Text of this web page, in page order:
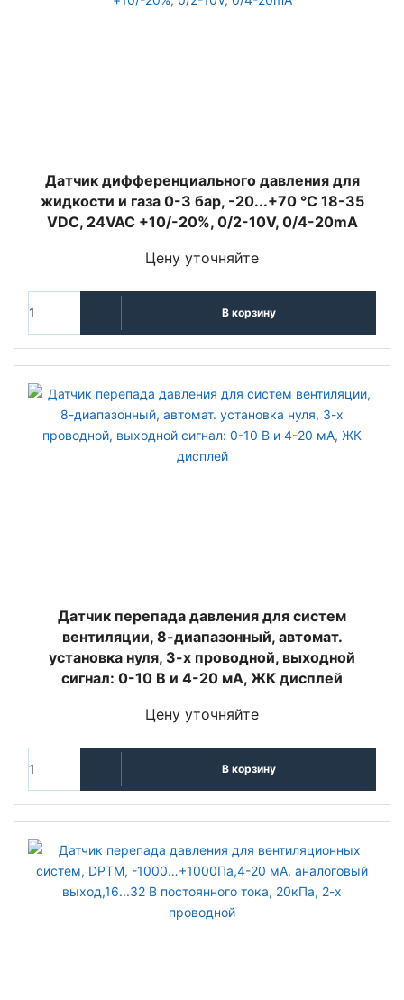
Датчик дифференциального давления для
жидкости и газа 0-3 бар, -20...+70 °C 18-35
VDC, 24VAC +10/-20%, 0/2-10V, 0/4-20mA
Цену уточняйте
В корзину
Датчик перепада давления для систем
вентиляции, 8-диапазонный, автомат.
установка нуля, 3-х проводной, выходной
сигнал: 0-10 В и 4-20 мА, ЖК дисплей
Цену уточняйте
В корзину